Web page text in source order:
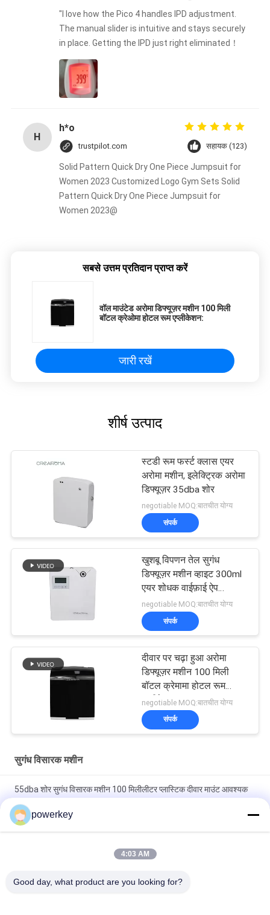
"I love how the Pico 4 handles IPD adjustment.
The manual slider is intuitive and stays securely
in place. Getting the IPD just right eliminated！
H
h*o
trustpilot.com सहायक (123)
Solid Pattern Quick Dry One Piece Jumpsuit for
Women 2023 Customized Logo Gym Sets Solid
Pattern Quick Dry One Piece Jumpsuit for
Women 2023@
सबसे उत्तम प्रतिदान प्राप्त करें
वॉल माउंटेड अरोमा डिफ्यूज़र मशीन 100 मिली
बॉटल क्रेओमा होटल रूम एप्लीकेशन:
जारी रखें
शीर्ष उत्पाद
स्टडी रूम फर्स्ट क्लास एयर
अरोमा मशीन, इलेक्ट्रिक अरोमा
डिफ्यूज़र 35dba शोर
negotiable MOQ:बातचीत योग्य
संपर्क
खुशबू विपणन तेल सुगंध
डिफ्यूज़र मशीन व्हाइट 300ml
एयर शोधक वाईफ़ाई ऐप
नियंत्रण
negotiable MOQ:बातचीत योग्य
संपर्क
दीवार पर चढ़ा हुआ अरोमा
डिफ्यूज़र मशीन 100 मिली
बॉटल क्रेमामा होटल रूम
एप्लीकेशन
negotiable MOQ:बातचीत योग्य
संपर्क
सुगंध विसारक मशीन
55dba शोर सुगंध विसारक मशीन 100 मिलीलीटर प्लास्टिक दीवार माउंट आवश्यक
तेल विसारक
इलेक्ट्रिक होम अरोमा डिफ्यूज़र मशीन स्टील मैटरैल 60.5 बोतल के साथ 28.5W
8000-10000m3 कवरेज
powerkey
4:03 AM
Good day, what product are you looking for?